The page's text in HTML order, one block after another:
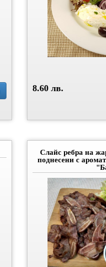
8.60 лв.
Слайс ребра на
поднесени с